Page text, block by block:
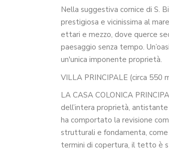
Nella suggestiva cornice di S.
prestigiosa e vicinissima al
ettari e mezzo, dove querce
paesaggio senza tempo.
un'unica imponente proprietà.
VILLA PRINCIPALE (circa 550
LA CASA COLONICA
dell’intera proprietà,
ha comportato la revisione
strutturali e fondamenta,
termini di copertura, il tetto è